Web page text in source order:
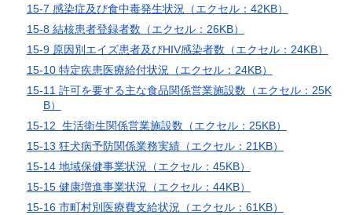
15-7 感染症及び食中毒発生状況（エクセル：42KB）
15-8 結核患者登録者数（エクセル：26KB）
15-9 原因別エイズ患者及びHIV感染者数（エクセル：24KB）
15-10 特定疾患医療給付状況（エクセル：24KB）
15-11 許可を要する主な食品関係営業施設数（エクセル：25K
B）
15-12 生活衛生関係営業施設数（エクセル：25KB）
15-13 狂犬病予防関係業務実績（エクセル：21KB）
15-14 地域保健事業状況（エクセル：45KB）
15-15 健康増進事業状況（エクセル：44KB）
15-16 市町村別医療費支給状況（エクセル：61KB）